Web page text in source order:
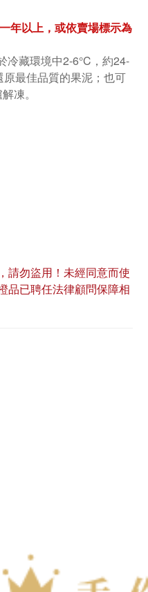
年以上，或依賣場標示為
冷藏環境中2-6°C，約24-
最佳品質的果泥；也可
凍。
請勿盜用！未經同意而使
品已聘任法律顧問保障相